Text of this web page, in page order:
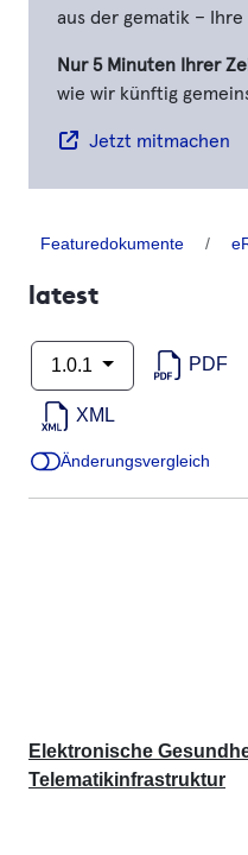
aus der gematik – Ihre
Nur 5 Minuten Ihrer
wie wir künftig
Jetzt mitmachen
Featuredokumente
latest
1.0.1 PDF
XML
Änderungsvergleich
Elektronische
Telematikinfrastruktur